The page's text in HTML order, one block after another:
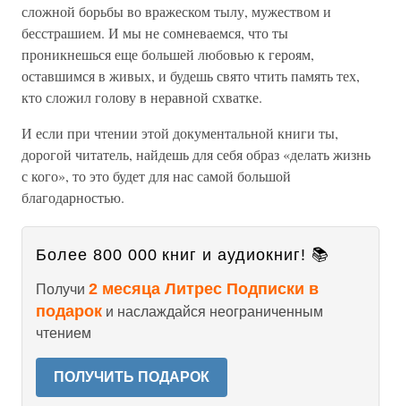
сложной борьбы во вражеском тылу, мужеством и
бесстрашием. И мы не сомневаемся, что ты
проникнешься еще большей любовью к героям,
оставшимся в живых, и будешь свято чтить память тех,
кто сложил голову в неравной схватке.
И если при чтении этой документальной книги ты,
дорогой читатель, найдешь для себя образ «делать жизнь
с кого», то это будет для нас самой большой
благодарностью.
Более 800 000 книг и аудиокниг! 📚
Получи 2 месяца Литрес Подписки в
подарок и наслаждайся неограниченным
чтением
ПОЛУЧИТЬ ПОДАРОК